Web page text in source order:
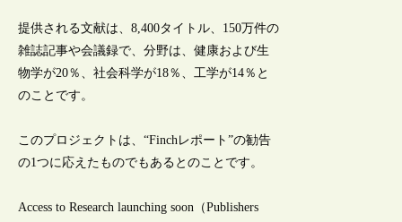
提供される文献は、8,400タイトル、150万件の
雑誌記事や会議録で、分野は、健康および生
物学が20％、社会科学が18％、工学が14％と
のことです。
このプロジェクトは、“Finchレポート”の勧告
の1つに応えたものでもあるとのことです。
Access to Research launching soon（Publishers